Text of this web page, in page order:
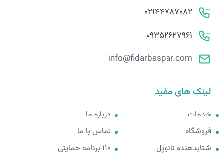
02144787082
09352627961
info@fidarbaspar.com
لینک های مفید
خدمات
فروشگاه
شتابدهنده نانوپل
درباره ما
تماس با ما
110 برنامه حمایتی